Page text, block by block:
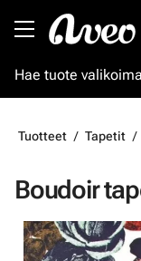
Tuotteet Tapetit
Boudoir
Ohita kuvat